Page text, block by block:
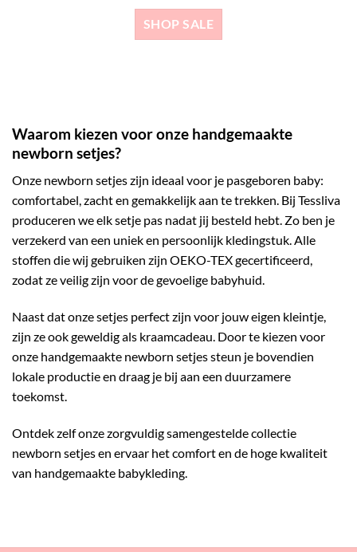
SHOP SALE
Waarom kiezen voor onze handgemaakte
newborn setjes?
Onze newborn setjes zijn ideaal voor je pasgeboren baby:
comfortabel, zacht en gemakkelijk aan te trekken. Bij Tessliva
produceren we elk setje pas nadat jij besteld hebt. Zo ben je
verzekerd van een uniek en persoonlijk kledingstuk. Alle
stoffen die wij gebruiken zijn OEKO-TEX gecertificeerd,
zodat ze veilig zijn voor de gevoelige babyhuid.
Naast dat onze setjes perfect zijn voor jouw eigen kleintje,
zijn ze ook geweldig als kraamcadeau. Door te kiezen voor
onze handgemaakte newborn setjes steun je bovendien
lokale productie en draag je bij aan een duurzamere
toekomst.
Ontdek zelf onze zorgvuldig samengestelde collectie
newborn setjes en ervaar het comfort en de hoge kwaliteit
van handgemaakte babykleding.